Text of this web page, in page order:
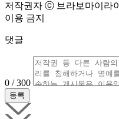
저작권자 ⓒ 브라보마이라
이용 금지
댓글
0 / 300